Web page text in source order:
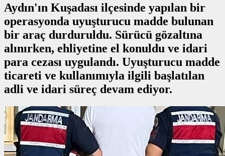
Aydın'ın Kuşadası ilçesinde yapılan bir
operasyonda uyuşturucu madde bulunan
bir araç durduruldu. Sürücü gözaltına
alınırken, ehliyetine el konuldu ve idari
para cezası uygulandı. Uyuşturucu madde
ticareti ve kullanımıyla ilgili başlatılan
adli ve idari süreç devam ediyor.